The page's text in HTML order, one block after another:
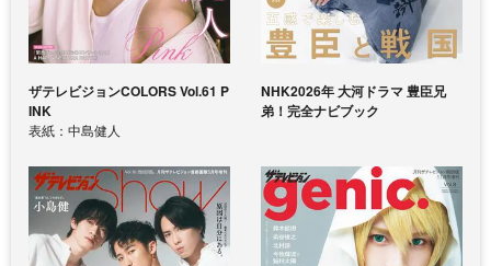
ザテレビジョンCOLORS Vol.61 P
INK
表紙：中島健人
NHK2026年 大河ドラマ 豊臣兄
弟！完全ナビブック